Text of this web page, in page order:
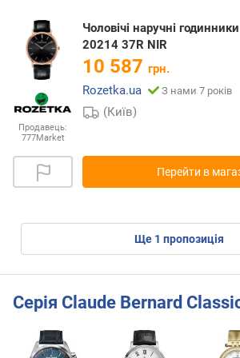
Продавець:
777Market
Чоловічі наручні
20214 37R NIR
10 587 грн.
Rozetka.ua
З нами 7 років
(Київ)
Перейти в
ще 1 пропозиція
Серія Claude Bernard